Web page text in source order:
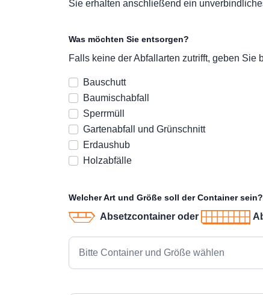
Sie erhalten anschließend ein
Was möchten Sie entsorgen?
Falls keine der Abfallarten zutrifft, geben
Bauschutt
Baumischabfall
Sperrmüll
Gartenabfall und Grünschnitt
Erdaushub
Holzabfälle
Welcher Art und Größe soll der Container
Absetzcontainer oder